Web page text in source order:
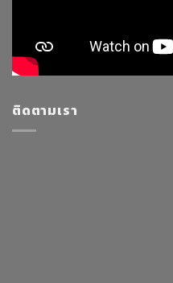
ติดตามเรา